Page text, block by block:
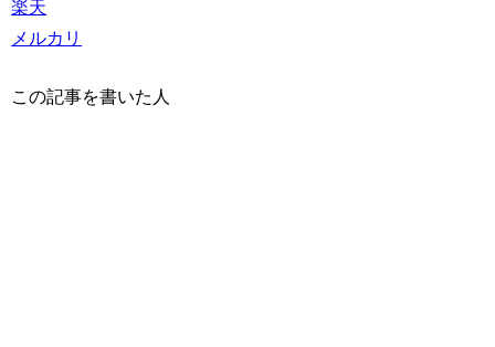
楽天
メルカリ
この記事を書いた人